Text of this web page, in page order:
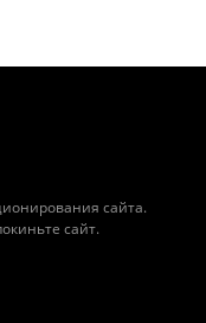
сайта.
сайт.